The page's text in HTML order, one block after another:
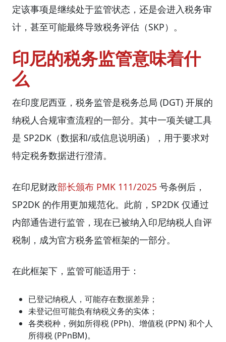
定该事项是继续处于监管状态，还是会进入税务审
计，甚至可能最终导致税务评估（SKP）。
印尼的税务监管意味着什
么
在印度尼西亚，税务监管是税务总局 (DGT) 开展的
纳税人合规审查流程的一部分。其中一项关键工具
是 SP2DK（数据和/或信息说明函），用于要求对
特定税务数据进行澄清。
在印尼财​​政部长颁布 PMK 111/2025 号条例后，
SP2DK 的作用更加规范化。此前，SP2DK 仅通过
内部通告进行监管，现在已被纳入印尼纳税人自评
税制，成为官方税务监管框架的一部分。
在此框架下，监管可能适用于：
已登记纳税人，可能存在数据差异；
未登记但可能负有纳税义务的实体；
各类税种，例如所得税 (PPh)、增值税 (PPN) 和个人
所得税 (PPnBM)。